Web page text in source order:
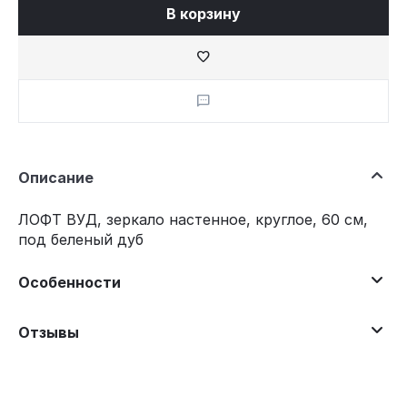
В корзину
Описание
ЛОФТ ВУД, зеркало настенное, круглое, 60 см,
под беленый дуб
Особенности
Отзывы